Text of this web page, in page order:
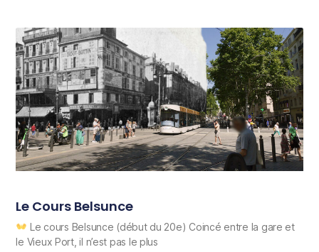
Le Cours Belsunce
Le cours Belsunce (début du 20e) Coincé entre la gare et
le Vieux Port, il n’est pas le plus